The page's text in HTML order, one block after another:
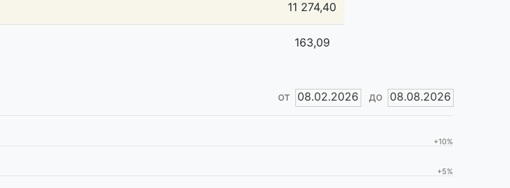
11 274,40
163,09
от 08.02.2026 до 08.08.2026
+5%
+10%